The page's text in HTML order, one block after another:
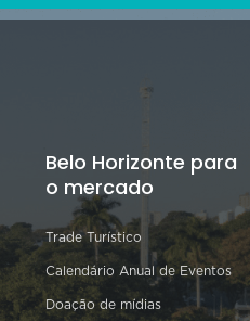
Belo Horizonte para
o mercado
Trade Turístico
Calendário Anual de Eventos
Doação de mídias